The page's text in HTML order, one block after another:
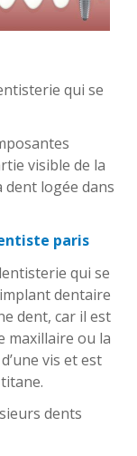
qui se
visible de la
dent logée dans
paris
qui se
dentaire
dent, car il est
maxillaire ou la
vis et est
dents